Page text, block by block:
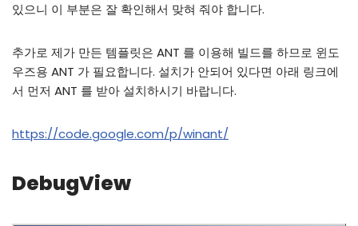
있으니 이 부분은 잘 확인해서 맞혀 줘야 합니다.
추가로 제가 만든 템플릿은 ANT 를 이용해 빌드를 하므로 윈도
우즈용 ANT 가 필요합니다. 설치가 안되어 있다면 아래 링크에
서 먼저 ANT 를 받아 설치하시기 바랍니다.
https://code.google.com/p/winant/
DebugView